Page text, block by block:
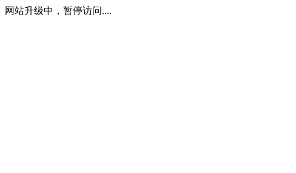
网站升级中，暂停访问....